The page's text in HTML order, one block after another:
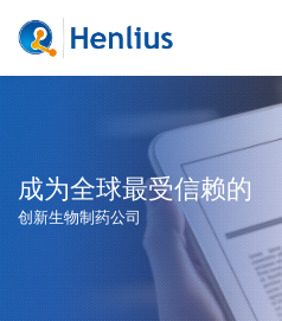
成为全球最受信赖的
创新生物制药公司